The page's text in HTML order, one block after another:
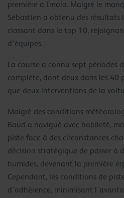
première à Imola. Malgré le
Sébastien a obtenu des résultats
classant dans le top 10,
d’équipes.
La course a connu sept périodes
complète, dont deux dans les 40
que deux interventions de la
Malgré des conditions
Baud a navigué avec habileté,
piste face à des circonstances
décision stratégique de passer à
humides, devenant la première
Cependant, les conditions de
d’adhérence, minimisant